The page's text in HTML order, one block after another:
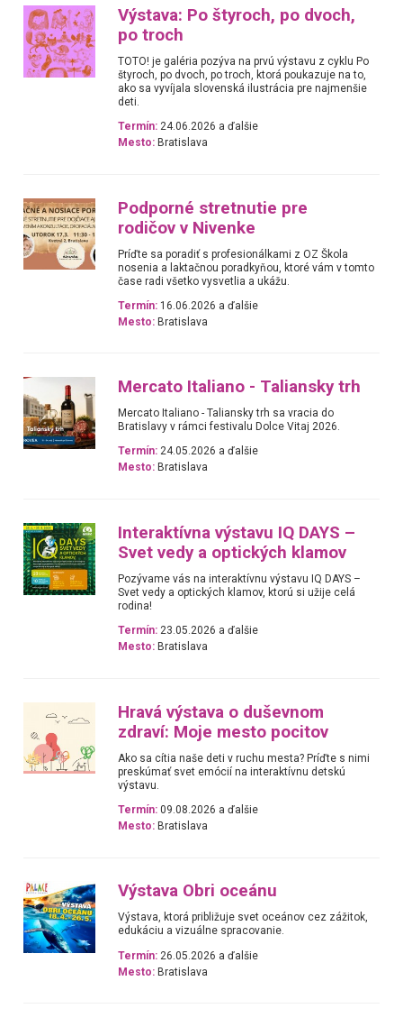
Výstava: Po štyroch, po dvoch,
po troch
TOTO! je galéria pozýva na prvú výstavu z cyklu Po
štyroch, po dvoch, po troch, ktorá poukazuje na to,
ako sa vyvíjala slovenská ilustrácia pre najmenšie
deti.
Termín: 24.06.2026 a ďalšie
Mesto: Bratislava
Podporné stretnutie pre
rodičov v Nivenke
Príďte sa poradiť s profesionálkami z OZ Škola
nosenia a laktačnou poradkyňou, ktoré vám v tomto
čase radi všetko vysvetlia a ukážu.
Termín: 16.06.2026 a ďalšie
Mesto: Bratislava
Mercato Italiano - Taliansky trh
Mercato Italiano - Taliansky trh sa vracia do
Bratislavy v rámci festivalu Dolce Vitaj 2026.
Termín: 24.05.2026 a ďalšie
Mesto: Bratislava
Interaktívna výstavu IQ DAYS –
Svet vedy a optických klamov
Pozývame vás na interaktívnu výstavu IQ DAYS –
Svet vedy a optických klamov, ktorú si užije celá
rodina!
Termín: 23.05.2026 a ďalšie
Mesto: Bratislava
Hravá výstava o duševnom
zdraví: Moje mesto pocitov
Ako sa cítia naše deti v ruchu mesta? Príďte s nimi
preskúmať svet emócií na interaktívnu detskú
výstavu.
Termín: 09.08.2026 a ďalšie
Mesto: Bratislava
Výstava Obri oceánu
Výstava, ktorá približuje svet oceánov cez zážitok,
edukáciu a vizuálne spracovanie.
Termín: 26.05.2026 a ďalšie
Mesto: Bratislava